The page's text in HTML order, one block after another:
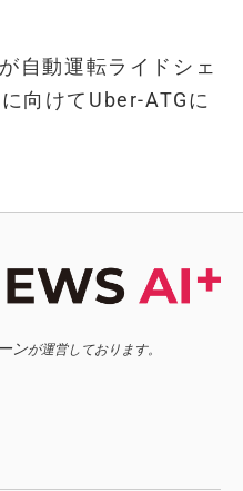
自動運転ライドシェ
向けてUber-ATGに
ンが運営しております。